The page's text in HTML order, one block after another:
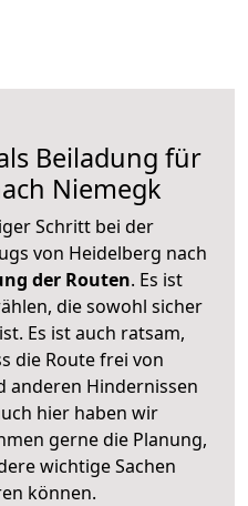
Beiladung für
Niemegk
Schritt bei der
von Heidelberg nach
der Routen. Es ist
die sowohl sicher
Es ist auch ratsam,
die Route frei von
anderen Hindernissen
hier haben wir
gerne die Planung,
wichtige Sachen
können.